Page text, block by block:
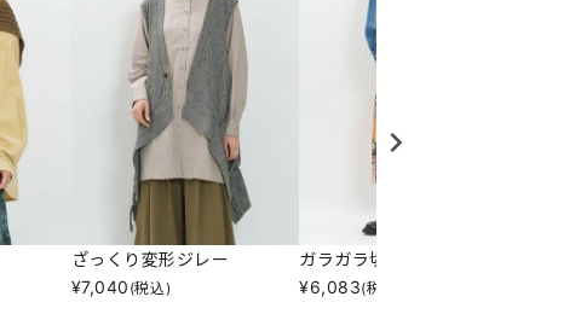
ざっくり変形ジレー
¥7,040 (税込)
ガラガラ切替ＳＫ
¥6,083(税込)